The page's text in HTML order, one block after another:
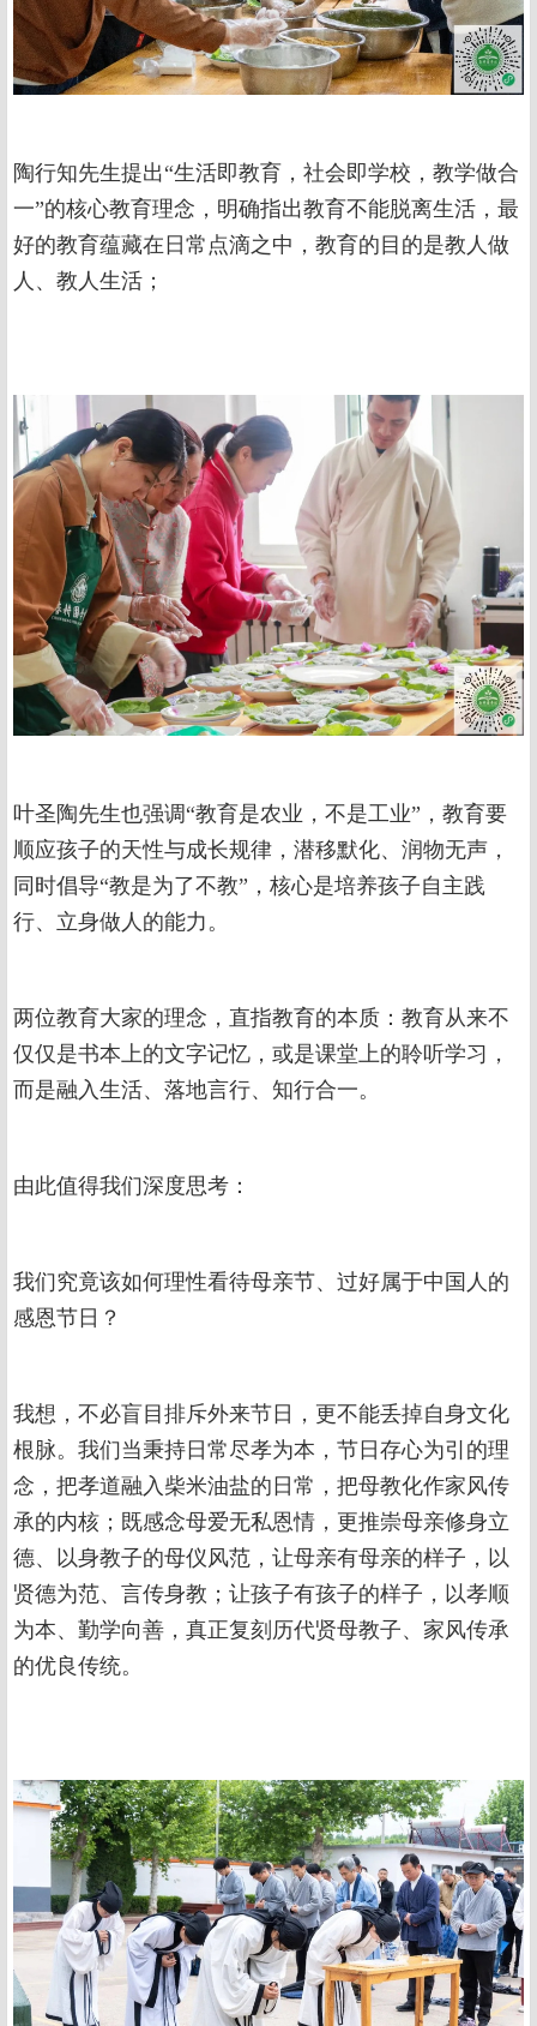
陶行知先生提出“生活即教育，社会即学校，教学做合
一”的核心教育理念，明确指出教育不能脱离生活，最
好的教育蕴藏在日常点滴之中，教育的目的是教人做
人、教人生活；
叶圣陶先生也强调“教育是农业，不是工业”，教育要
顺应孩子的天性与成长规律，潜移默化、润物无声，
同时倡导“教是为了不教”，核心是培养孩子自主践
行、立身做人的能力。
两位教育大家的理念，直指教育的本质：教育从来不
仅仅是书本上的文字记忆，或是课堂上的聆听学习，
而是融入生活、落地言行、知行合一。
由此值得我们深度思考：
我们究竟该如何理性看待母亲节、过好属于中国人的
感恩节日？
我想，不必盲目排斥外来节日，更不能丢掉自身文化
根脉。我们当秉持日常尽孝为本，节日存心为引的理
念，把孝道融入柴米油盐的日常，把母教化作家风传
承的内核；既感念母爱无私恩情，更推崇母亲修身立
德、以身教子的母仪风范，让母亲有母亲的样子，以
贤德为范、言传身教；让孩子有孩子的样子，以孝顺
为本、勤学向善，真正复刻历代贤母教子、家风传承
的优良传统。